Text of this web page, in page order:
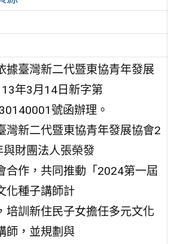
據臺灣新二代暨東協青年發展
年3月14日新字第
號函辦理。
灣新二代暨東協青年發展協會2
與財團法人張榮發
合作，共同推動「2024第一屆
化種子講師計
培訓新住民子女擔任多元文化
師，並規劃與